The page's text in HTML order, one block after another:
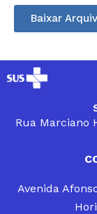
Baixar
Rua Marciano
Avenida